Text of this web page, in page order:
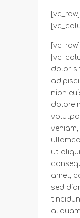
dolor
nibh
dolore
ut
amet,
sed